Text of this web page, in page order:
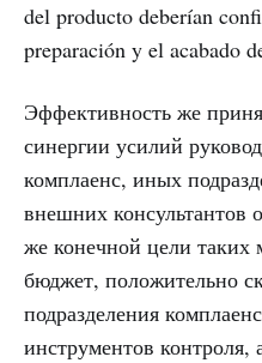
del producto deberían
preparación y el acabado
Эффективность же
синергии усилий
комплаенс, иных
внешних консультантов
же конечной цели таких
бюджет, положительно
подразделения
инструментов контроля,